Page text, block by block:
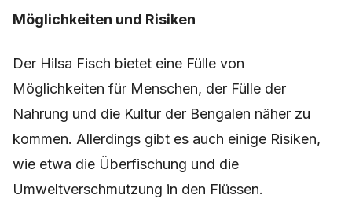
Möglichkeiten und Risiken
Der Hilsa Fisch bietet eine Fülle von
Möglichkeiten für Menschen, der Fülle der
Nahrung und die Kultur der Bengalen näher zu
kommen. Allerdings gibt es auch einige Risiken,
wie etwa die Überfischung und die
Umweltverschmutzung in den Flüssen.